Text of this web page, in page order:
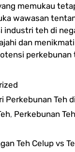
memukau
wawasan
industri teh di
dan
perkebunan
Perkebunan Teh
, Perkebunan
Teh Celup vs